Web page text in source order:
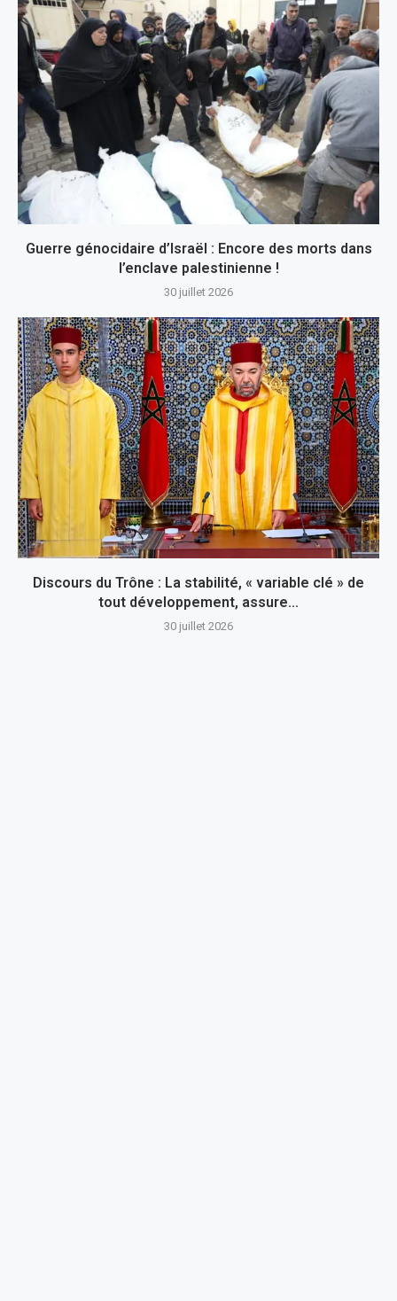
Guerre génocidaire d’Israël : Encore des morts dans
l’enclave palestinienne !
30 juillet 2026
Discours du Trône : La stabilité, « variable clé » de
tout développement, assure...
30 juillet 2026